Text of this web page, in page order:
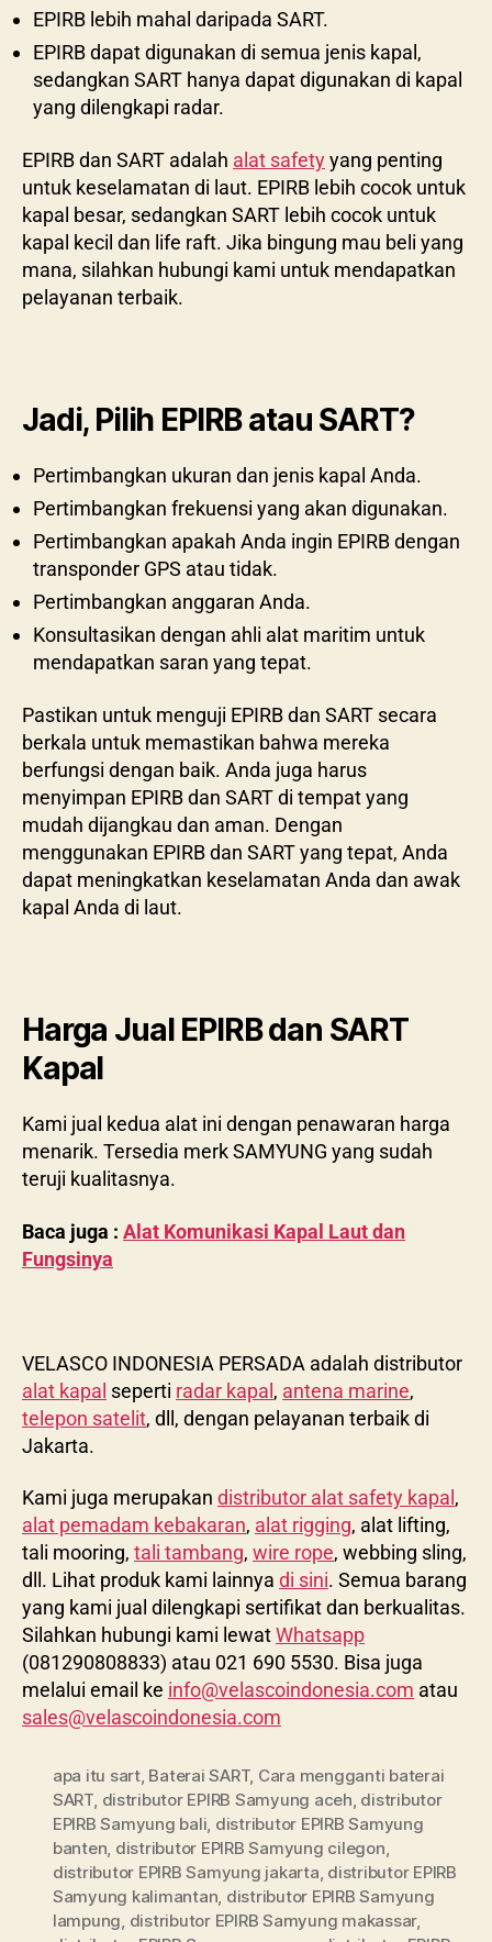
EPIRB lebih mahal daripada SART.
EPIRB dapat digunakan di semua jenis kapal,
sedangkan SART hanya dapat digunakan di kapal
yang dilengkapi radar.
EPIRB dan SART adalah alat safetyyang penting
untuk keselamatan di laut. EPIRB lebih cocok untuk
kapal besar, sedangkan SART lebih cocok untuk
kapal kecil dan life raft. Jika bingung mau beli yang
mana, silahkan hubungi kami untuk mendapatkan
pelayanan terbaik.
Jadi, Pilih EPIRB atau SART?
Pertimbangkan ukuran dan jenis kapal Anda.
Pertimbangkan frekuensi yang akan digunakan.
Pertimbangkan apakah Anda ingin EPIRB dengan
transponder GPS atau tidak.
Pertimbangkan anggaran Anda.
Konsultasikan dengan ahli alat maritim untuk
mendapatkan saran yang tepat.
Pastikan untuk menguji EPIRB dan SART secara
berkala untuk memastikan bahwa mereka
berfungsi dengan baik. Anda juga harus
menyimpan EPIRB dan SART di tempat yang
mudah dijangkau dan aman. Dengan
menggunakan EPIRB dan SART yang tepat, Anda
dapat meningkatkan keselamatan Anda dan awak
kapal Anda di laut.
Harga Jual EPIRB dan SART
Kapal
Kami jual kedua alat ini dengan penawaran harga
menarik. Tersedia merk SAMYUNG yang sudah
teruji kualitasnya.
Baca juga : Alat Komunikasi Kapal Laut dan
Fungsinya
VELASCO INDONESIA PERSADA adalah distributor
alat kapal seperti radar kapal, antena marine,
telepon satelit, dll, dengan pelayanan terbaik di
Jakarta.
Kami juga merupakan distributor alat safety kapal ,
alat pemadam kebakaran, alat rigging, alat lifting,
tali mooring, tali tambang, wire rope, webbing sling,
dll. Lihat produk kami lainnya di sini. Semua barang
yang kami jual dilengkapi sertifikat dan berkualitas.
Silahkan hubungi kami lewatWhatsapp
(081290808833) atau 021 690 5530. Bisa juga
melalui email ke info@velascoindonesia.com atau
sales@velascoindonesia.com
apa itu sart, Baterai SART, Cara mengganti baterai
SART, distributor EPIRB Samyung aceh, distributor
EPIRB Samyung bali, distributor EPIRB Samyung
banten, distributor EPIRB Samyung cilegon,
distributor EPIRB Samyung jakarta, distributor EPIRB
Samyung kalimantan, distributor EPIRB Samyung
lampung, distributor EPIRB Samyung makassar,